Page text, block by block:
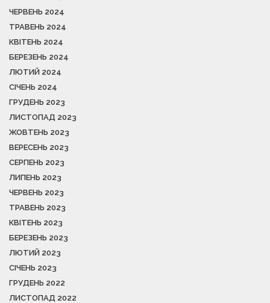
ЧЕРВЕНЬ 2024
ТРАВЕНЬ 2024
КВІТЕНЬ 2024
БЕРЕЗЕНЬ 2024
ЛЮТИЙ 2024
СІЧЕНЬ 2024
ГРУДЕНЬ 2023
ЛИСТОПАД 2023
ЖОВТЕНЬ 2023
ВЕРЕСЕНЬ 2023
СЕРПЕНЬ 2023
ЛИПЕНЬ 2023
ЧЕРВЕНЬ 2023
ТРАВЕНЬ 2023
КВІТЕНЬ 2023
БЕРЕЗЕНЬ 2023
ЛЮТИЙ 2023
СІЧЕНЬ 2023
ГРУДЕНЬ 2022
ЛИСТОПАД 2022